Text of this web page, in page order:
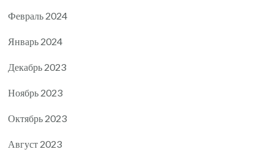
Февраль 2024
Январь 2024
Декабрь 2023
Ноябрь 2023
Октябрь 2023
Август 2023